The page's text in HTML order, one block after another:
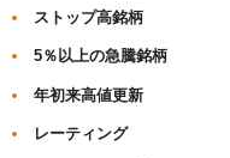
ストップ高銘柄
5％以上の急騰銘柄
年初来高値更新
レーティング